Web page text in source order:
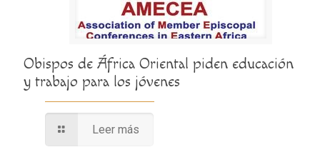
Obispos de África Oriental piden educación
y trabajo para los jóvenes
Leer más